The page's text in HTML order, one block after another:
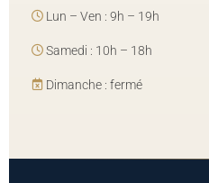
Lun – Ven : 9h – 19h
Samedi : 10h – 18h
Dimanche : fermé